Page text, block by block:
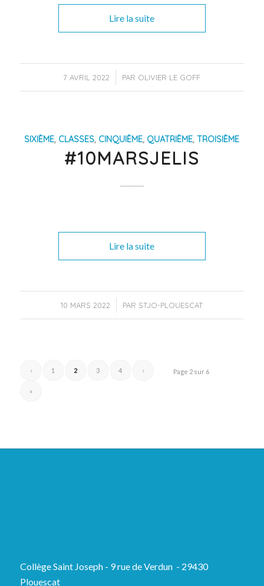
Lire la suite
7 AVRIL 2022
/ PAR OLIVIER LE GOFF
SIXIÈME, CLASSES, CINQUIÈME, QUATRIÈME,TROISIÈME
#10MARSJELIS
Lire la suite
10 MARS 2022
/ PAR STJO-PLOUESCAT
Page 2 sur 6
‹ 1 2 3 4 ›
»
Collège Saint Joseph - 9 rue de Verdun - 29430
Plouescat